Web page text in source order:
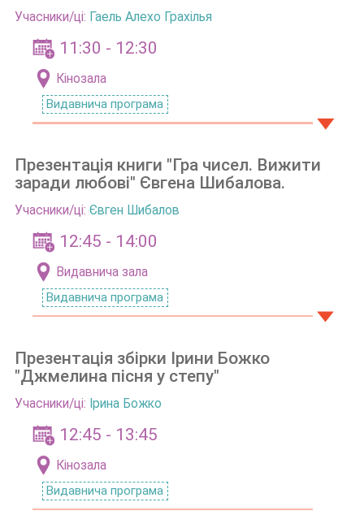
11:30 - 12:30
Кінозала
Видавнича програма
Учасники/ці: Гаель Алехо Грахілья
12:45 - 14:00
Видавнича зала
Видавнича програма
Презентація книги "Гра чисел. Вижити
заради любові" Євгена Шибалова.
Учасники/ці: Євген Шибалов
12:45 - 13:45
Кінозала
Видавнича програма
Презентація збірки Ірини Божко
"Джмелина пісня у степу"
Учасники/ці: Ірина Божко